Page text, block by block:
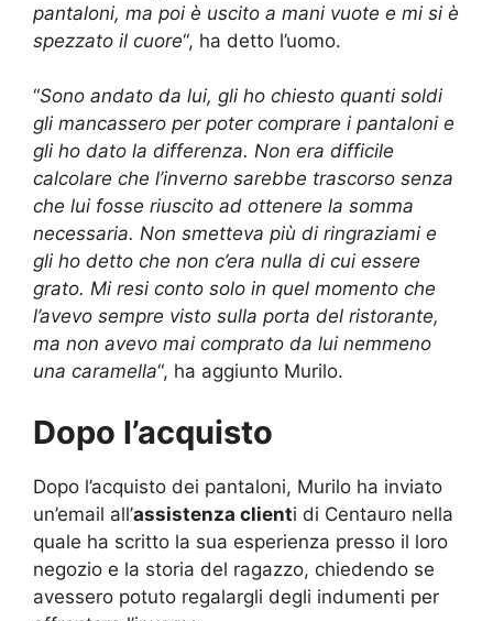
pantaloni, ma poi è uscito a mani vuote e mi si è
spezzato il cuore“, ha detto l’uomo.
“Sono andato da lui, gli ho chiesto quanti soldi
gli mancassero per poter comprare i pantaloni e
gli ho dato la differenza. Non era difficile
calcolare che l’inverno sarebbe trascorso senza
che lui fosse riuscito ad ottenere la somma
necessaria. Non smetteva più di ringraziami e
gli ho detto che non c’era nulla di cui essere
grato. Mi resi conto solo in quel momento che
l’avevo sempre visto sulla porta del ristorante,
ma non avevo mai comprato da lui nemmeno
una caramella“, ha aggiunto Murilo.
Dopo l’acquisto
Dopo l’acquisto dei pantaloni, Murilo ha inviato
un’email all’assistenza clienti di Centauro nella
quale ha scritto la sua esperienza presso il loro
negozio e la storia del ragazzo, chiedendo se
avessero potuto regalargli degli indumenti per